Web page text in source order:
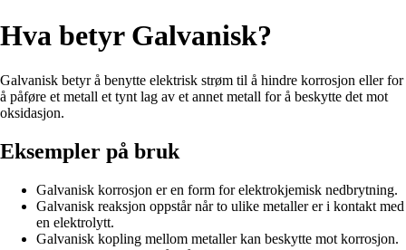
Hva betyr Galvanisk?
Galvanisk betyr å benytte elektrisk strøm til å hindre korrosjon eller for
å påføre et metall et tynt lag av et annet metall for å beskytte det mot
oksidasjon.
Eksempler på bruk
Galvanisk korrosjon er en form for elektrokjemisk nedbrytning.
Galvanisk reaksjon oppstår når to ulike metaller er i kontakt med
en elektrolytt.
Galvanisk kopling mellom metaller kan beskytte mot korrosjon.